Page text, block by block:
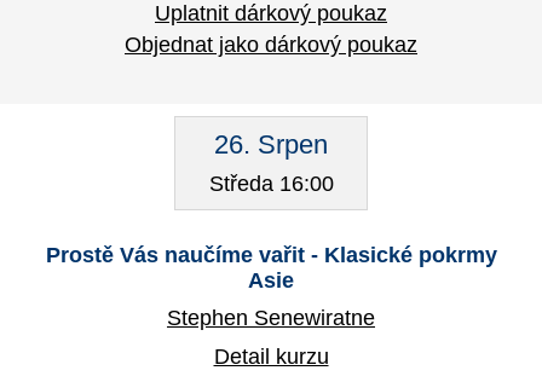
Uplatnit dárkový poukaz
Objednat jako dárkový poukaz
26. Srpen
Středa 16:00
Prostě Vás naučíme vařit - Klasické pokrmy
Asie
Stephen Senewiratne
Detail kurzu